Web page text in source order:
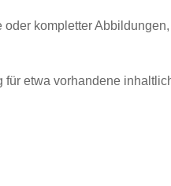
kompletter
etwa vorhandene